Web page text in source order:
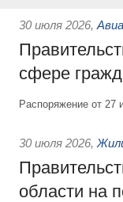
30 июля 2026,
сфере
Распоряжение от
30 июля 2026,
области на